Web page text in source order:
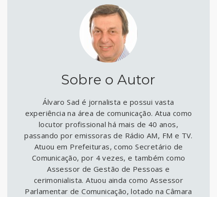
Sobre o Autor
Álvaro Sad é jornalista e possui vasta
experiência na área de comunicação. Atua como
locutor profissional há mais de 40 anos,
passando por emissoras de Rádio AM, FM e TV.
Atuou em Prefeituras, como Secretário de
Comunicação, por 4 vezes, e também como
Assessor de Gestão de Pessoas e
cerimonialista. Atuou ainda como Assessor
Parlamentar de Comunicação, lotado na Câmara